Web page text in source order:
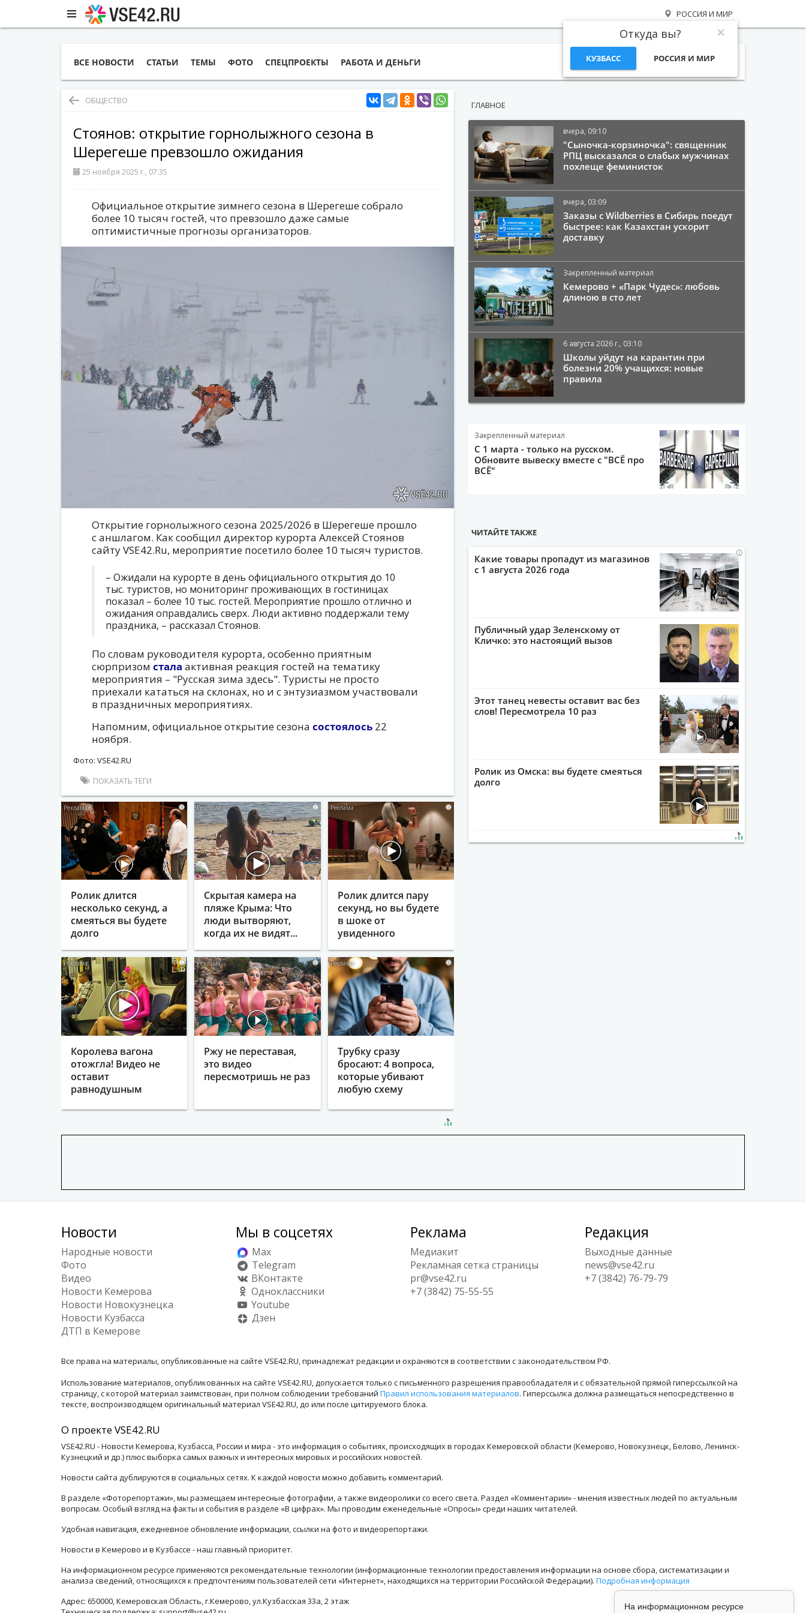
РОССИЯ И МИР
Откуда вы?
КУЗБАСС РОССИЯ И МИР
ВСЕ НОВОСТИ СТАТЬИ ТЕМЫ ФОТО СПЕЦПРОЕКТЫ РАБОТА И ДЕНЬГИ
ОБЩЕСТВО
Стоянов: открытие горнолыжного сезона в
Шерегеше превзошло ожидания
25 ноября 2025 г., 07:35
Официальное открытие зимнего сезона в Шерегеше собрало
более 10 тысяч гостей, что превзошло даже самые
оптимистичные прогнозы организаторов.
Открытие горнолыжного сезона 2025/2026 в Шерегеше прошло
с аншлагом. Как сообщил директор курорта Алексей Стоянов
сайту VSE42.Ru, мероприятие посетило более 10 тысяч туристов.
– Ожидали на курорте в день официального открытия до 10
тыс. туристов, но мониторинг проживающих в гостиницах
показал – более 10 тыс. гостей. Мероприятие прошло отлично и
ожидания оправдались сверх. Люди активно поддержали тему
праздника, – рассказал Стоянов.
По словам руководителя курорта, особенно приятным
сюрпризом стала активная реакция гостей на тематику
мероприятия – "Русская зима здесь". Туристы не просто
приехали кататься на склонах, но и с энтузиазмом участвовали
в праздничных мероприятиях.
Напомним, официальное открытие сезона состоялось22
ноября.
Фото: VSE42.RU
ПОКАЗАТЬ ТЕГИ
i
Ролик длится
несколько секунд, а
смеяться вы будете
долго
i
Скрытая камера на
пляже Крыма: Что
люди вытворяют,
когда их не видят...
i
Ролик длится пару
секунд, но вы будете
в шоке от
увиденного
i
Королева вагона
отожгла! Видео не
оставит
равнодушным
i
Ржу не переставая,
это видео
пересмотришь не раз
i
Трубку сразу
бросают: 4 вопроса,
которые убивают
любую схему
ГЛАВНОЕ
вчера, 09:10
"Сыночка-корзиночка": священник
РПЦ высказался о слабых мужчинах
похлеще феминисток
вчера, 03:09
Заказы с Wildberries в Сибирь поедут
быстрее: как Казахстан ускорит
доставку
Закрепленный материал
Кемерово + «Парк Чудес»: любовь
длиною в сто лет
6 августа 2026 г., 03:10
Школы уйдут на карантин при
болезни 20% учащихся: новые
правила
Закрепленный материал
С 1 марта - только на русском.
Обновите вывеску вместе с "ВСЁ про
ВСЁ"
ЧИТАЙТЕ ТАКЖЕ
i
Какие товары пропадут из магазинов
с 1 августа 2026 года
i
Публичный удар Зеленскому от
Кличко: это настоящий вызов
i
Этот танец невесты оставит вас без
слов! Пересмотрела 10 раз
i
Ролик из Омска: вы будете смеяться
долго
Новости
Народные новости
Фото
Видео
Новости Кемерова
Новости Новокузнецка
Новости Кузбасса
ДТП в Кемерове
Мы в соцсетях
Max
Telegram
ВКонтакте
Одноклассники
Youtube
Дзен
Реклама
Медиакит
Рекламная сетка страницы
pr@vse42.ru
+7 (3842) 75-55-55
Редакция
Выходные данные
news@vse42.ru
+7 (3842) 76-79-79
Все права на материалы, опубликованные на сайте VSE42.RU, принадлежат редакции и охраняются в соответствии с законодательством РФ.
Использование материалов, опубликованных на сайте VSE42.RU, допускается только с письменного разрешения правообладателя и с обязательной прямой гиперссылкой на
страницу, с которой материал заимствован, при полном соблюдении требований Правил использования материалов. Гиперссылка должна размещаться непосредственно в
тексте, воспроизводящем оригинальный материал VSE42.RU, до или после цитируемого блока.
О проекте VSE42.RU
VSE42.RU - Новости Кемерова, Кузбасса, России и мира - это информация о событиях, происходящих в городах Кемеровской области (Кемерово, Новокузнецк, Белово, Ленинск-
Кузнецкий и др.) плюс выборка самых важных и интересных мировых и российских новостей.
Новости сайта дублируются в социальных сетях. К каждой новости можно добавить комментарий.
В разделе «Фоторепортажи», мы размещаем интересные фотографии, а также видеоролики со всего света. Раздел «Комментарии» - мнения известных людей по актуальным
вопросам. Особый взгляд на факты и события в разделе «В цифрах». Мы проводим еженедельные «Опросы» среди наших читателей.
Удобная навигация, ежедневное обновление информации, ссылки на фото и видеорепортажи.
Новости в Кемерово и в Кузбассе - наш главный приоритет.
На информационном ресурсе применяются рекомендательные технологии (информационные технологии предоставления информации на основе сбора, систематизации и
анализа сведений, относящихся к предпочтениям пользователей сети «Интернет», находящихся на территории Российской Федерации). Подробная информация
Адрес: 650000, Кемеровская Область, г.Кемерово, ул.Кузбасская 33а, 2 этаж
На информационном ресурсе